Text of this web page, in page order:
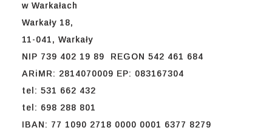
w Warkałach
Warkały 18,
11-041, Warkały
NIP 739 402 19 89 REGON 542 461 684
ARiMR: 2814070009 EP: 083167304
tel: 531 662 432
tel: 698 288 801
IBAN: 77 1090 2718 0000 0001 6377 8279